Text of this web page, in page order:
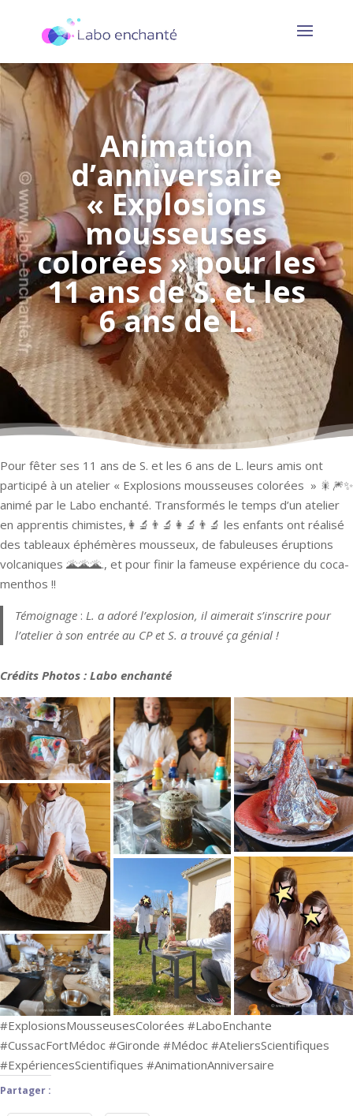
Animation
d’anniversaire
« Explosions
mousseuses
colorées » pour les
11 ans de S. et les
6 ans de L.
Pour fêter ses 11 ans de S. et les 6 ans de L. leurs amis ont
participé à un atelier « Explosions mousseuses colorées » 🎇🎆✨
animé par le Labo enchanté. Transformés le temps d’un atelier
en apprentis chimistes,👩‍🔬👨‍🔬👩‍🔬👨‍🔬 les enfants ont réalisé
des tableaux éphémères mousseux, de fabuleuses éruptions
volcaniques 🌋🌋🌋., et pour finir la fameuse expérience du coca-
menthos !!
Témoignage : L. a adoré l’explosion, il aimerait s’inscrire pour
l’atelier à son entrée au CP et S. a trouvé ça génial !
Crédits Photos : Labo enchanté
#ExplosionsMousseusesColorées #LaboEnchante
#CussacFortMédoc #Gironde #Médoc #AteliersScientifiques
#ExpériencesScientifiques #AnimationAnniversaire
Partager :